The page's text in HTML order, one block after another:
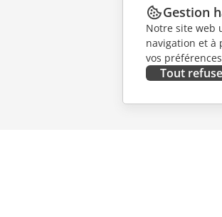
Gestion
Notre site web
navigation et à
vos
Tout